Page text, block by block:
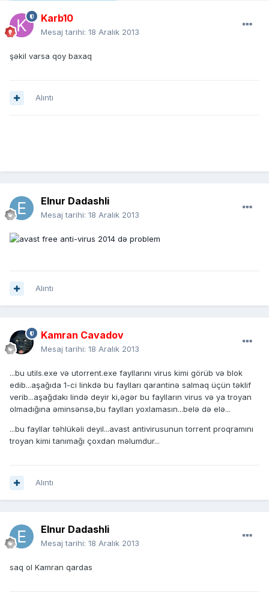
Karb10
Mesaj tarihi: 18 Aralık 2013
şəkil varsa qoy baxaq
Alıntı
Elnur Dadashli
Mesaj tarihi: 18 Aralık 2013
Alıntı
Kamran Cavadov
Mesaj tarihi: 18 Aralık 2013
...bu utils.exe və utorrent.exe fayllarını virus kimi görüb və blok
edib...aşağıda 1-ci linkdə bu faylları qarantinə salmaq üçün təklif
verib...aşağdakı lində deyir ki,əgər bu faylların virus və ya troyan
olmadığına əminsənsə,bu faylları yoxlamasın...belə də elə...
...bu fayllar təhlükəli deyil...avast antivirusunun torrent proqramını
troyan kimi tanımağı çoxdan məlumdur...
Alıntı
Elnur Dadashli
Mesaj tarihi: 18 Aralık 2013
saq ol Kamran qardas